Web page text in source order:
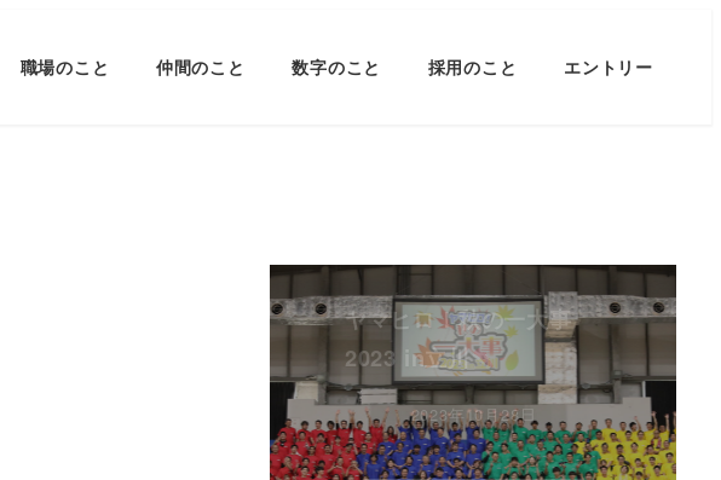
職場のこと 仲間のこと 数字のこと 採用のこと エントリー
ヤマヒロ！秋の一大事
2023 in立川
2023年10月28日